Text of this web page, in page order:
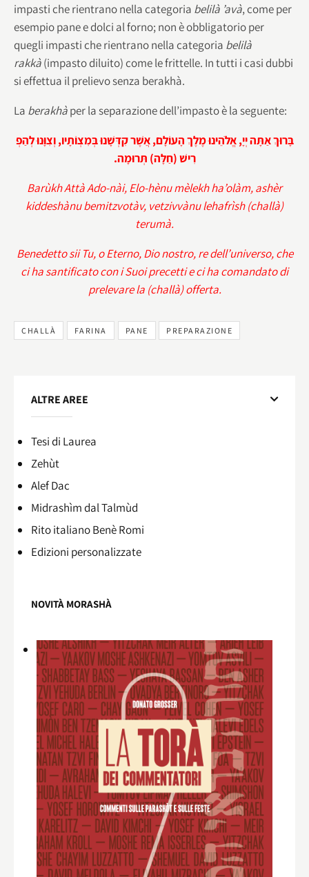
impasti che rientrano nella categoria belilà ’avà, come per
esempio pane e dolci al forno; non è obbligatorio per
quegli impasti che rientrano nella categoria belilà
rakkà(impasto diluito) come le frittelle. In tutti i casi dubbi
si effettua il prelievo senza berakhà.
La berakhàper la separazione dell’impasto è la seguente:
בָּרוּךְאַתָּהיְיָ,אֱלֹהֵינוּמֶלֶךְהָעוֹלָם,אֲשֶׁרקִדְּשָׁנוּבְּמִצְוֹתָיו,וְצִוָּנוּלְהַפְ
רִישׁ(חַלָּה) תְּרוּמָה.
Barùkh Attà Ado-nài, Elo-hènu mèlekh ha’olàm, ashèr
kiddeshànu bemitzvotàv, vetzivvànu lehafrìsh (challà)
terumà.
Benedetto sii Tu, o Eterno, Dio nostro, re dell’universo, che
ci ha santificato con i Suoi precetti e ci ha comandato di
prelevare la (challà) offerta.
CHALLÀ FARINA PANE PREPARAZIONE
ALTRE AREE
Tesi di Laurea
Zehùt
Alef Dac
Midrashìm dal Talmùd
Rito italiano Benè Romi​
Edizioni personalizzate
NOVITÀ MORASHÀ